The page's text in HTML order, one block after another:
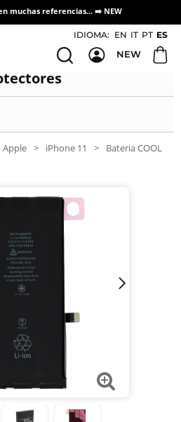
muchas referencias... ➡️ NEW
Acceso / Registro Distribuidores
IDIOMA: EN IT PT ES
NEW
Apple > iPhone 11 >
Bateria COOL